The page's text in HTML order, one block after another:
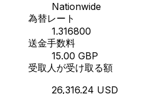
Nationwide
為替レート
1.316800
送金手数料
15.00 GBP
受取人が受け取る額
26,316.24 USD